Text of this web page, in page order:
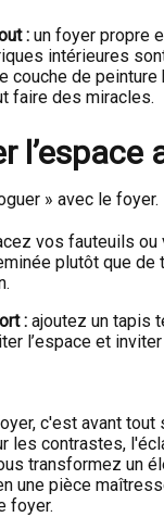
: un foyer propre
intérieures
couche de peinture
faire des miracles.
l’espace
» avec le foyer.
vos fauteuils ou
plutôt que de
: ajoutez un tapis
l’espace et
c'est avant tout
les contrastes,
transformez un
une pièce
foyer.